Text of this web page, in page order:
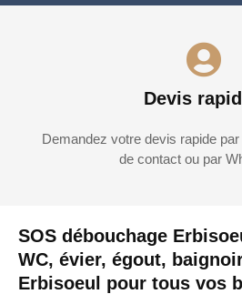
SOS débouchage
WC, évier, égout,
Erbisoeul pour tous vos
Devis
Demandez votre devis rapide
de contact ou par